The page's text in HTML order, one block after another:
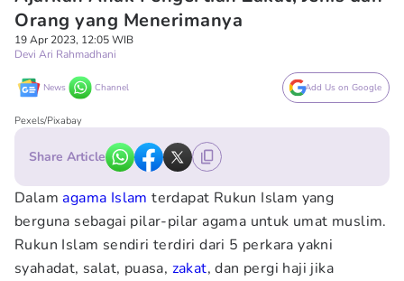
Orang yang Menerimanya
19 Apr 2023, 12:05 WIB
Devi Ari Rahmadhani
News Channel Add Us on Google
Pexels/Pixabay
Share Article
Dalamagama Islam terdapat Rukun Islam yang
berguna sebagai pilar-pilar agama untuk umat muslim.
Rukun Islam sendiri terdiri dari 5 perkara yakni
syahadat, salat, puasa, zakat, dan pergi haji jika